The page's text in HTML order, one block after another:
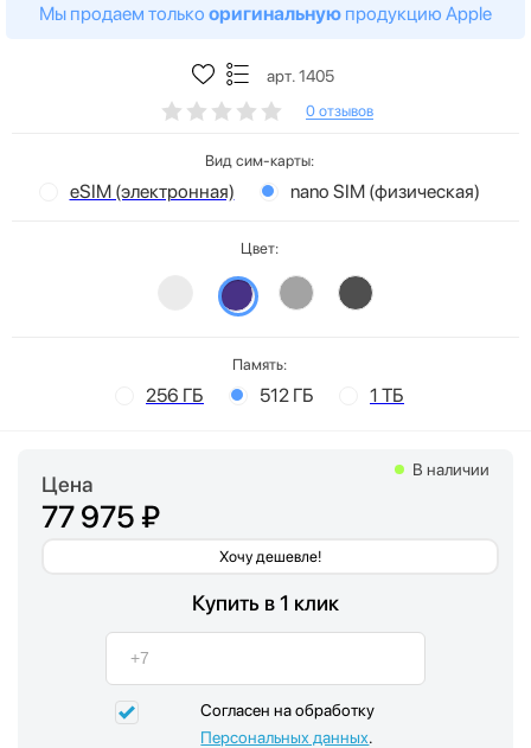
Мы продаем только оригинальную продукцию Apple
арт. 1405
0 отзывов
Вид сим-карты:
eSIM (электронная) nano SIM (физическая)
Цвет:
Память:
256 ГБ 512 ГБ 1 ТБ
Цена
77 975 ₽
Хочу дешевле!
В наличии
Купить в 1 клик
Согласен на обработку
Персональных данных.